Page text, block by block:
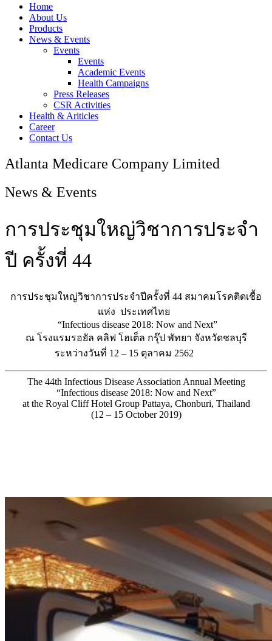
Home
About Us
Products
News & Events
Events
Events
Academic Events
Health Campaigns
Press Releases
CSR Activities
Health & Ariticles
Career
Contact Us
Atlanta Medicare Company Limited
News & Events
การประชุมใหญ่วิชาการประจำ
ปี ครั้งที่ 44
การประชุมใหญ่วิชาการประจำปีครั้งที่ 44 สมาคมโรคติดเชื้อ
แห่ง ประเทศไทย
“Infectious disease 2018: Now and Next”
ณ โรงแรมรอยัล คลิฟ โฮเต็ล กรุ๊ป พัทยา จังหวัดชลบุรี
ระหว่างวันที่ 12 – 15 ตุลาคม 2562
The 44th Infectious Disease Association Annual Meeting
“Infectious disease 2018: Now and Next”
at the Royal Cliff Hotel Group Pattaya, Chonburi, Thailand
(12 – 15 October 2019)